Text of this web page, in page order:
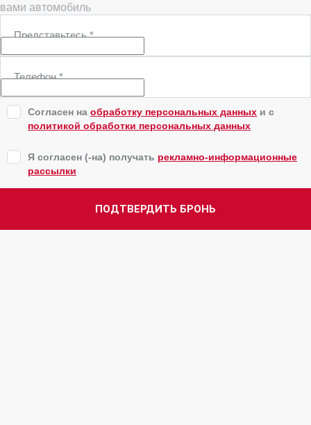
вами автомобиль
Представьтесь*
Телефон*
Согласен на обработку персональных данных и c
политикой обработки персональных данных
Я согласен (-на) получать рекламно-информационные
рассылки
ПОДТВЕРДИТЬ БРОНЬ